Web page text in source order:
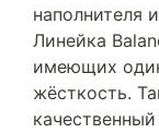
наполнителя
Линейка
имеющих
жёсткость.